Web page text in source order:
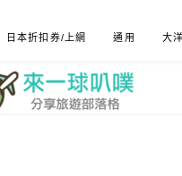
日本折扣券/上網 通用 大